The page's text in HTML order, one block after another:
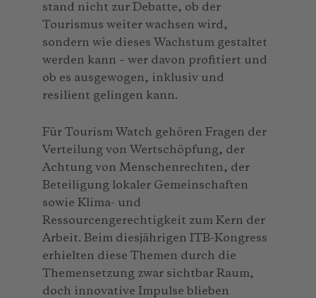
stand nicht zur Debatte, ob der
Tourismus weiter wachsen wird,
sondern wie dieses Wachstum gestaltet
werden kann – wer davon profitiert und
ob es ausgewogen, inklusiv und
resilient gelingen kann.
Für Tourism Watch gehören Fragen der
Verteilung von Wertschöpfung, der
Achtung von Menschenrechten, der
Beteiligung lokaler Gemeinschaften
sowie Klima- und
Ressourcengerechtigkeit zum Kern der
Arbeit. Beim diesjährigen ITB-Kongress
erhielten diese Themen durch die
Themensetzung zwar sichtbar Raum,
doch innovative Impulse blieben